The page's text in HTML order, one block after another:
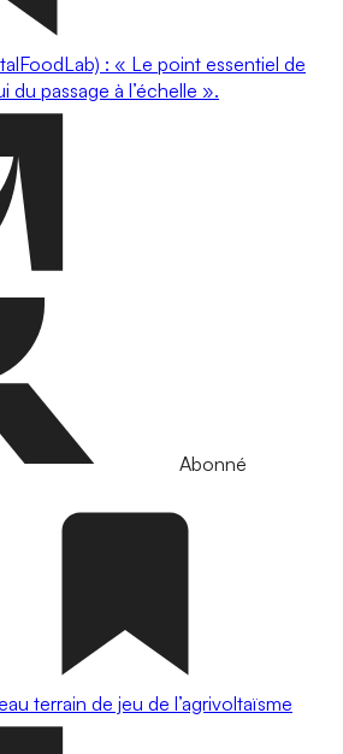
: « Le point essentiel de
du passage à l’échelle ».
Abonné
terrain de jeu de l’agrivoltaïsme